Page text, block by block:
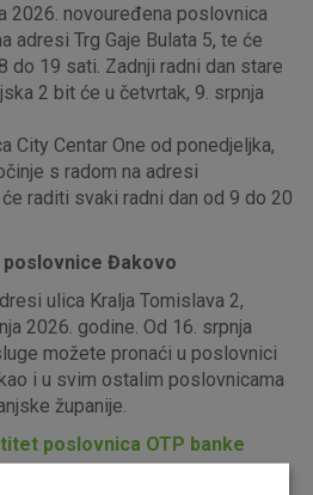
2026. novouređena poslovnica
adresi Trg Gaje Bulata 5, te će
do 19 sati. Zadnji radni dan stare
2 bit će u četvrtak, 9. srpnja
City Centar One od ponedjeljka,
s radom na adresi
raditi svaki radni dan od 9 do 20
Đakovo
ulica Kralja Tomislava 2,
2026. godine. Od 16. srpnja
možete pronaći u poslovnici
i u svim ostalim poslovnicama
županije.
poslovnica OTP banke
možete vidjeti